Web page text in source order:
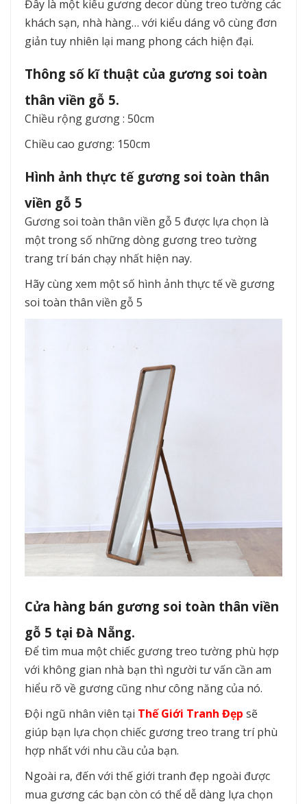
Đây là một kiểu gương decor dùng treo tường các
khách sạn, nhà hàng… với kiểu dáng vô cùng đơn
giản tuy nhiên lại mang phong cách hiện đại.
Thông số kĩ thuật của gương soi toàn
thân viền gỗ 5.
Chiều rộng gương : 50cm
Chiều cao gương: 150cm
Hình ảnh thực tế gương soi toàn thân
viền gỗ 5
Gương soi toàn thân viền gỗ 5 được lựa chọn là
một trong số những dòng gương treo tường
trang trí bán chạy nhất hiện nay.
Hãy cùng xem một số hình ảnh thực tế về gương
soi toàn thân viền gỗ 5
Cửa hàng bán gương soi toàn thân viền
gỗ 5 tại Đà Nẵng.
Để tìm mua một chiếc gương treo tường phù hợp
với không gian nhà bạn thì người tư vấn cần am
hiểu rõ về gương cũng như công năng của nó.
Đội ngũ nhân viên tại Thế Giới Tranh Đẹp sẽ
giúp bạn lựa chọn chiếc gương treo trang trí phù
hợp nhất với nhu cầu của bạn.
Ngoài ra, đến với thế giới tranh đẹp ngoài được
mua gương các bạn còn có thể dễ dàng lựa chọn